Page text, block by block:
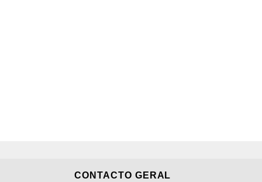
CONTACTO GERAL